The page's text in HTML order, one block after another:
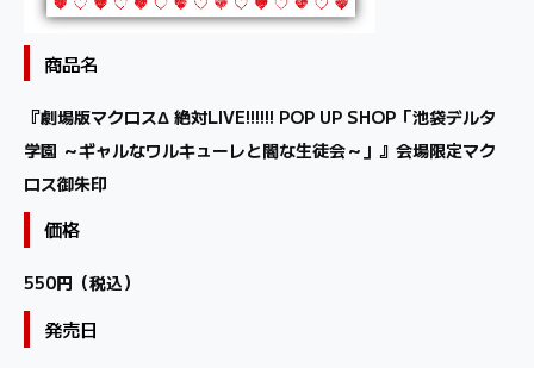
商品名
『劇場版マクロスΔ 絶対LIVE!!!!!! POP UP SHOP「池袋デルタ
学園 ～ギャルなワルキューレと闇な生徒会～」』会場限定マク
ロス御朱印
価格
550円（税込）
発売日